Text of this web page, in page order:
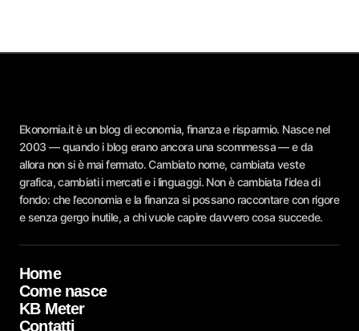
Ekonomia.it è un blog di economia, finanza e risparmio. Nasce nel
2003 — quando i blog erano ancora una scommessa — e da
allora non si è mai fermato. Cambiato nome, cambiata veste
grafica, cambiati i mercati e i linguaggi. Non è cambiata l’idea di
fondo: che l’economia e la finanza si possano raccontare con rigore
e senza gergo inutile, a chi vuole capire davvero cosa succede.
Home
Come nasce
KB Meter
Contatti